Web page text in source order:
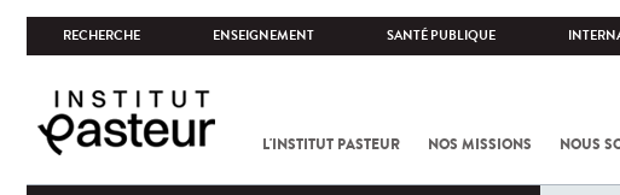
RECHERCHE ENSEIGNEMENT SANTÉ PUBLIQUE
L'INSTITUT PASTEUR NOS MISSIONS NOUS